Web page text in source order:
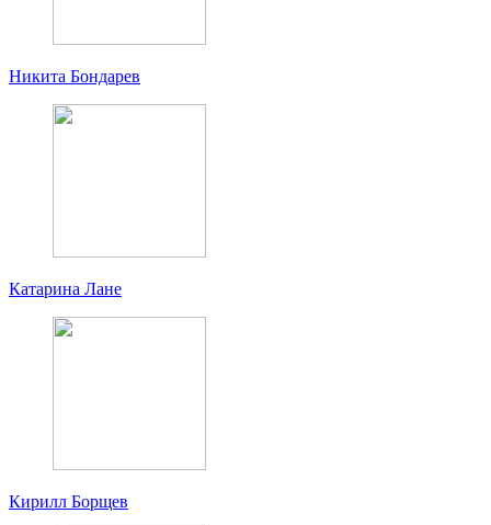
Никита Бондарев
Катарина Лане
Кирилл Борщев